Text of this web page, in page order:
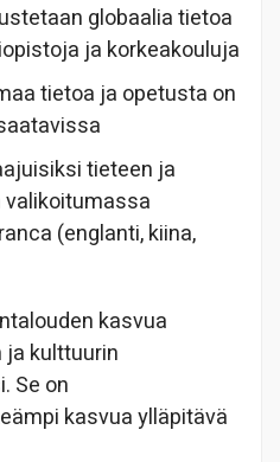
globaalia tietoa
ja korkeakouluja
tietoa ja opetusta on
tieteen ja
(englanti, kiina,
kasvua
ja kulttuurin
Se on
kasvua ylläpitävä